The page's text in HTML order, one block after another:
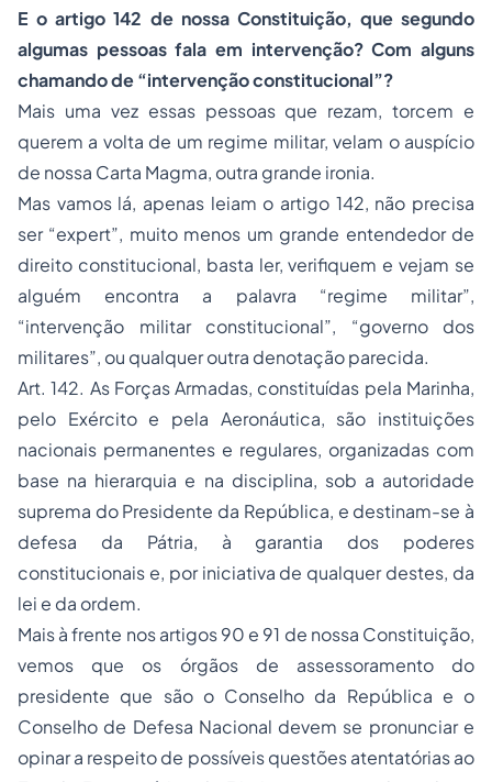
E o artigo 142 de nossa Constituição, que segundo
algumas pessoas fala em intervenção? Com alguns
chamando de “intervenção constitucional”?
Mais uma vez essas pessoas que rezam, torcem e
querem a volta de um regime militar, velam o auspício
de nossa Carta Magma, outra grande ironia.
Mas vamos lá, apenas leiam o artigo 142, não precisa
ser “expert”, muito menos um grande entendedor de
direito constitucional, basta ler, verifiquem e vejam se
alguém encontra a palavra “regime militar”,
“intervenção militar constitucional”, “governo dos
militares”, ou qualquer outra denotação parecida.
Art. 142. As Forças Armadas, constituídas pela Marinha,
pelo Exército e pela Aeronáutica, são instituições
nacionais permanentes e regulares, organizadas com
base na hierarquia e na disciplina, sob a autoridade
suprema do Presidente da República, e destinam-se à
defesa da Pátria, à garantia dos poderes
constitucionais e, por iniciativa de qualquer destes, da
lei e da ordem.
Mais à frente nos artigos 90 e 91 de nossa Constituição,
vemos que os órgãos de assessoramento do
presidente que são o Conselho da República e o
Conselho de Defesa Nacional devem se pronunciar e
opinar a respeito de possíveis questões atentatórias ao